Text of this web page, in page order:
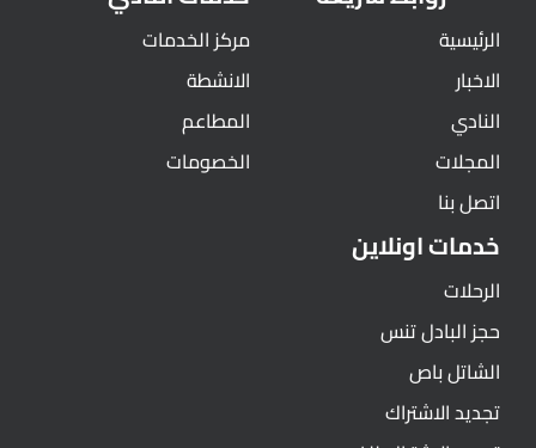
الرئيسية
الاخبار
النادي
المجلات
اتصل بنا
مركز الخدمات
الانشطة
المطاعم
الخصومات
خدمات اونلاين
الرحلات
حجز البادل تنس
الشاتل باص
تجديد الاشتراك